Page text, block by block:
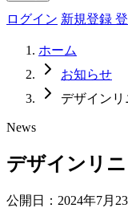
ログイン 新規登録
ホーム
お知らせ
デザイン
News
デザインリ
公開日：2024年7月23